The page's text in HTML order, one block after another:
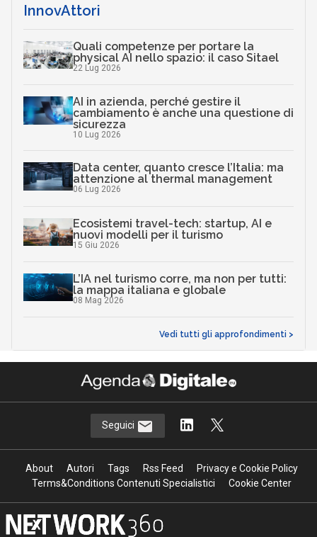
InnovAttori
Quali competenze per portare la
physical AI nello spazio: il caso Sitael
22 Lug 2026
AI in azienda, perché gestire il
cambiamento è anche una questione di
sicurezza
10 Lug 2026
Data center, quanto cresce l’Italia: ma
attenzione al thermal management
06 Lug 2026
Ecosistemi travel-tech: startup, AI e
nuovi modelli per il turismo
15 Giu 2026
L’IA nel turismo corre, ma non per tutti:
la mappa italiana e globale
08 Mag 2026
Vedi tutti gli approfondimenti >
Seguici
About Autori Tags Rss Feed
Privacy e Cookie Policy
Terms&Conditions Contenuti Specialistici
Cookie Center